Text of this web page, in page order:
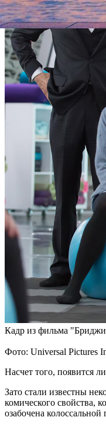
Кадр из фильма
Фото: Universal Pictures
Насчет того, появится
Зато стали известны
комического свойства,
озабочена